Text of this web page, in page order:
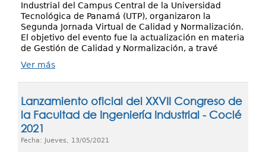
Industrial del Campus Central de la Universidad
Tecnológica de Panamá (UTP), organizaron la
Segunda Jornada Virtual de Calidad y Normalización.
El objetivo del evento fue la actualización en materia
de Gestión de Calidad y Normalización, a travé
Ver más
Lanzamiento oficial del XXVII Congreso de
la Facultad de Ingeniería Industrial - Coclé
2021
Fecha: Jueves, 13/05/2021